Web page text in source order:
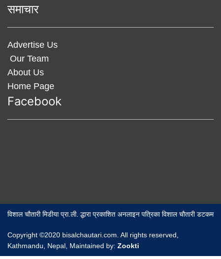
समाचार
Advertise Us
Our Team
About Us
Home Page
Facebook
विशाल चौतारी मिडीया प्रा.ली. द्धारा प्रकाशित अनलाइन पत्रिका विशाल चौतारी डटकम
Copyright ©2020 bisalchautari.com. All rights reserved,
Kathmandu, Nepal, Maintained by: Zookti